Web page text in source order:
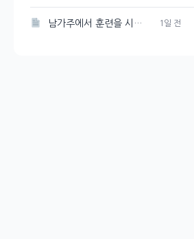
남가주에서 훈련을 시작한 USA Swimming Pan Pacs 팀 1일 전